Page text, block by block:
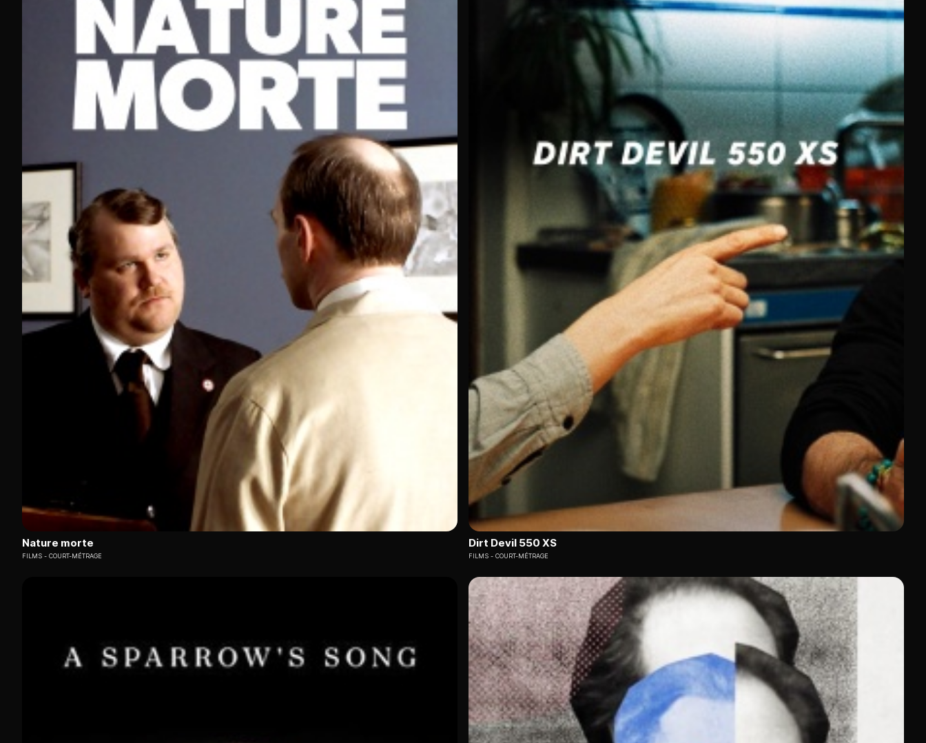
Nature morte
FILMS COURT-MÉTRAGE
Dirt Devil 550 XS
FILMS COURT-MÉTRAGE